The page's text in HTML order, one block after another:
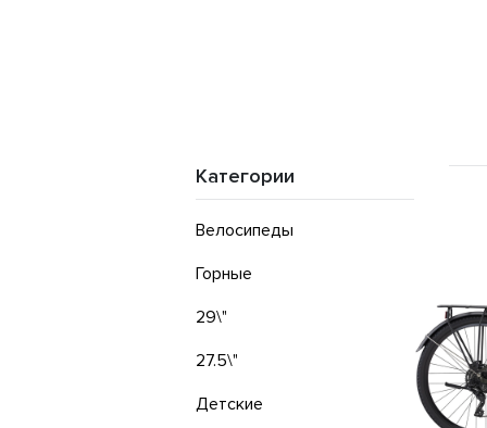
Категории
Велосипеды
Горные
29\"
27.5\"
Детские